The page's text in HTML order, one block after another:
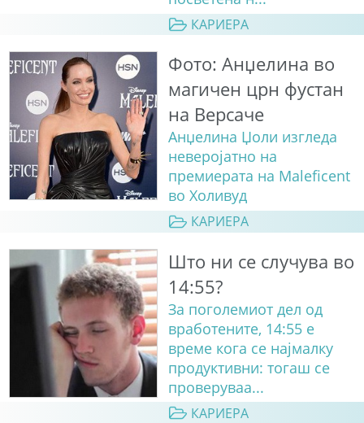
КАРИЕРА
Фото: Анџелина во
магичен црн фустан
на Версаче
Анџелина Џоли изгледа
неверојатно на
премиерата на Maleficent
во Холивуд
КАРИЕРА
Што ни се случува во
14:55?
За поголемиот дел од
вработените, 14:55 е
време кога се најмалку
продуктивни: тогаш се
проверуваа...
КАРИЕРА